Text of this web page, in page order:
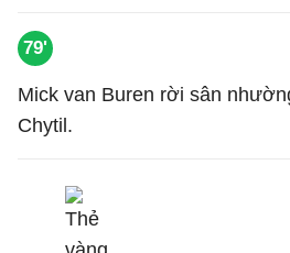
79'
Mick van Buren rời sân
Chytil.